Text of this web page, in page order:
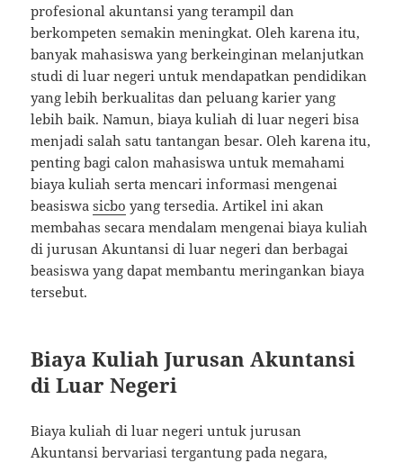
profesional akuntansi yang terampil dan
berkompeten semakin meningkat. Oleh karena itu,
banyak mahasiswa yang berkeinginan melanjutkan
studi di luar negeri untuk mendapatkan pendidikan
yang lebih berkualitas dan peluang karier yang
lebih baik. Namun, biaya kuliah di luar negeri bisa
menjadi salah satu tantangan besar. Oleh karena itu,
penting bagi calon mahasiswa untuk memahami
biaya kuliah serta mencari informasi mengenai
beasiswasicbo yang tersedia. Artikel ini akan
membahas secara mendalam mengenai biaya kuliah
di jurusan Akuntansi di luar negeri dan berbagai
beasiswa yang dapat membantu meringankan biaya
tersebut.
Biaya Kuliah Jurusan Akuntansi
di Luar Negeri
Biaya kuliah di luar negeri untuk jurusan
Akuntansi bervariasi tergantung pada negara,